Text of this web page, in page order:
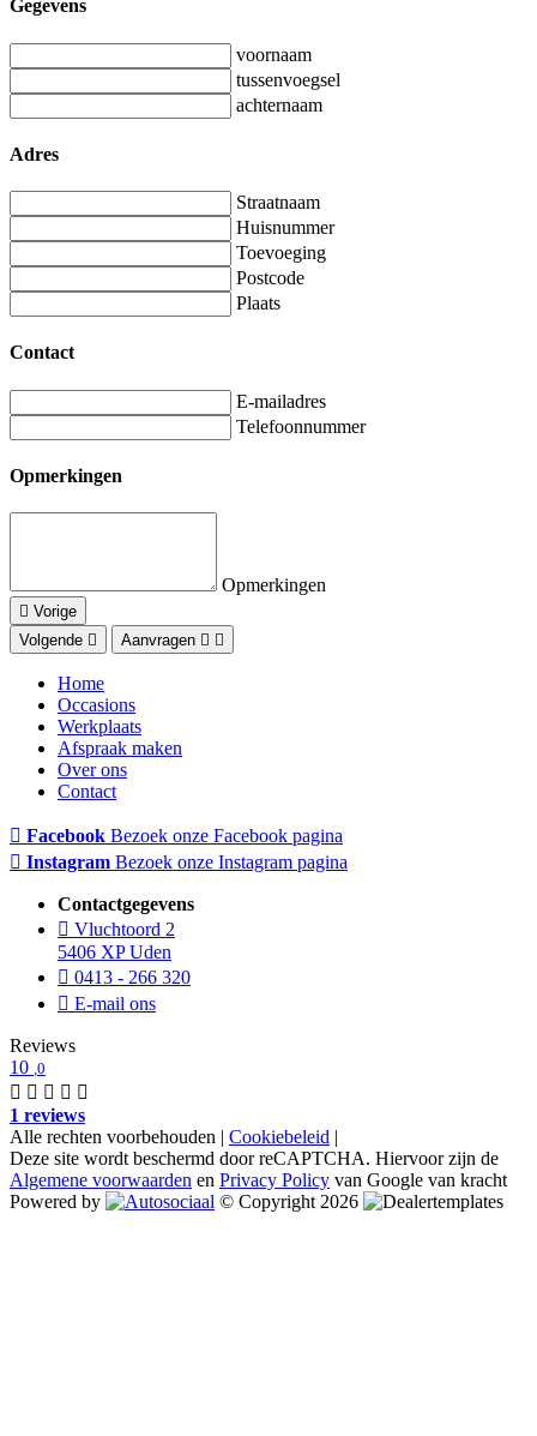
Gegevens
voornaam
tussenvoegsel
achternaam
Adres
Straatnaam
Huisnummer
Toevoeging
Postcode
Plaats
Contact
E-mailadres
Telefoonnummer
Opmerkingen
Opmerkingen
Vorige
Volgende
Aanvragen
Home
Occasions
Werkplaats
Afspraak maken
Over ons
Contact
Facebook Bezoek onze Facebook pagina
Instagram Bezoek onze Instagram pagina
Contactgegevens
Vluchtoord 2
5406 XP Uden
0413 - 266 320
E-mail ons
Reviews
10 ,0
1 reviews
Alle rechten voorbehouden | Cookiebeleid |
Deze site wordt beschermd door reCAPTCHA. Hiervoor zijn de
Algemene voorwaarden en Privacy Policy van Google van kracht
Powered by
© Copyright 2026